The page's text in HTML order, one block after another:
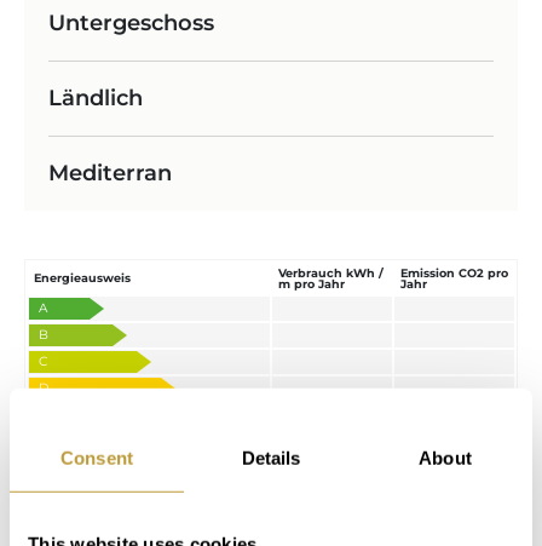
Consent Details About
Untergeschoss
Ländlich
Mediterran
Energieausweis
Verbrauch kWh /
m pro Jahr
Emission CO2 pro
Jahr
A
B
C
D